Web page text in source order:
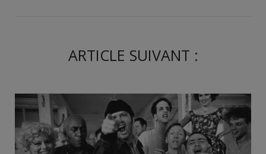
ARTICLE SUIVANT :